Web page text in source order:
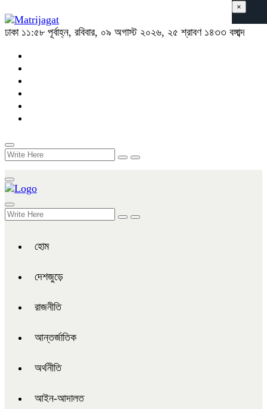
ঢাকা ১১:৫৮ পূর্বাহ্ন, রবিবার, ০৯ অগাস্ট ২০২৬, ২৫ শ্রাবণ ১৪৩৩ বঙ্গাব্দ
হোম
দেশজুড়ে
রাজনীতি
আন্তর্জাতিক
অর্থনীতি
আইন-আদালত
×